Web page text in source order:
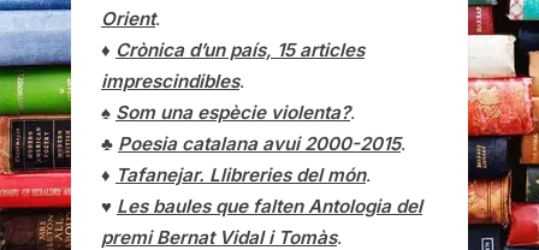
Orient.
♦ Crònica d’un país, 15 articles
imprescindibles.
♠ Som una espècie violenta?.
♣ Poesia catalana avui 2000-2015.
♦ Tafanejar. Llibreries del món.
♥ Les baules que falten Antologia del
premi Bernat Vidal i Tomàs.